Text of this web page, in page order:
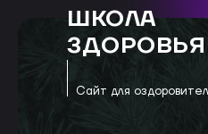
ШКОЛА
ЗДОРОВЬЯ
Сайт для